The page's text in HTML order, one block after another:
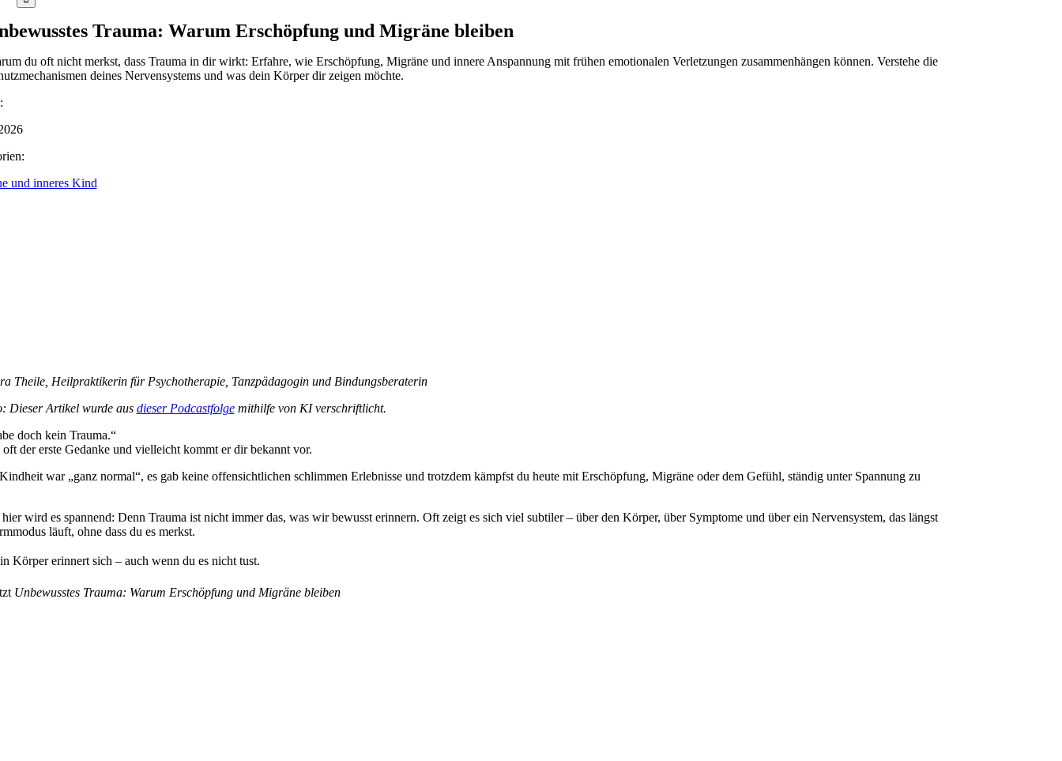
Trauma: Warum Erschöpfung und Migräne bleiben
du oft nicht merkst, dass Trauma in dir wirkt: Erfahre, wie Erschöpfung, Migräne und innere Anspannung mit frühen emotionalen Verletzungen zusammenhängen können. Verstehe die
deines Nervensystems und was dein Körper dir zeigen möchte.
und inneres Kind
Theile, Heilpraktikerin für Psychotherapie, Tanzpädagogin und Bindungsberaterin
Dieser Artikel wurde aus dieser Podcastfolgemithilfe von KI verschriftlicht.
doch kein Trauma.“
oft der erste Gedanke und vielleicht kommt er dir bekannt vor.
war „ganz normal“, es gab keine offensichtlichen schlimmen Erlebnisse und trotzdem kämpfst du heute mit Erschöpfung, Migräne oder dem Gefühl, ständig unter Spannung zu
wird es spannend: Denn Trauma ist nicht immer das, was wir bewusst erinnern. Oft zeigt es sich viel subtiler – über den Körper, über Symptome und über ein Nervensystem, das längst
läuft, ohne dass du es merkst.
Körper erinnert sich – auch wenn du es nicht tust.
Unbewusstes Trauma: Warum Erschöpfung und Migräne bleiben